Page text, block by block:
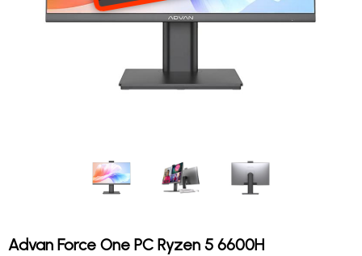
Advan Force One PC Ryzen 5 6600H